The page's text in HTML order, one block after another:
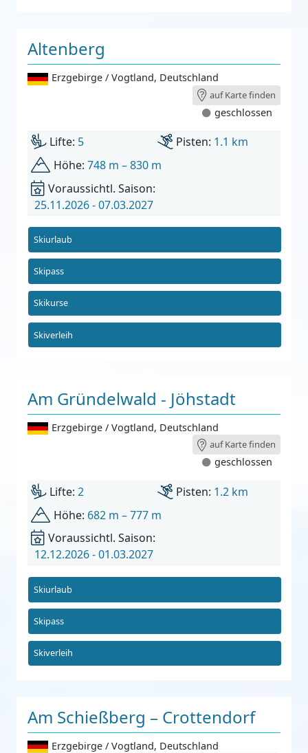
Altenberg
Erzgebirge / Vogtland, Deutschland
auf Karte finden
geschlossen
Lifte: 5 Pisten: 1.1 km
Höhe: 748 m – 830 m
Voraussichtl. Saison:
25.11.2026 - 07.03.2027
Skiurlaub
Skipass
Skikurse
Skiverleih
Am Gründelwald - Jöhstadt
Erzgebirge / Vogtland, Deutschland
auf Karte finden
geschlossen
Lifte: 2 Pisten: 1.2 km
Höhe: 682 m – 777 m
Voraussichtl. Saison:
12.12.2026 - 01.03.2027
Skiurlaub
Skipass
Skiverleih
Am Schießberg – Crottendorf
Erzgebirge / Vogtland, Deutschland